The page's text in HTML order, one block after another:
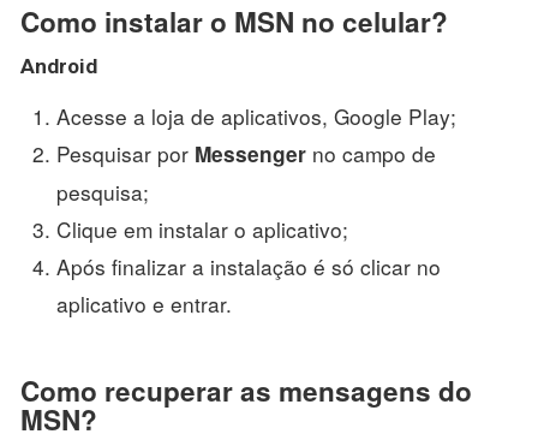
Como instalar o MSN no celular?
Android
Acesse a loja de aplicativos, Google Play;
Pesquisar por Messenger no campo de
pesquisa;
Clique em instalar o aplicativo;
Após finalizar a instalação é só clicar no
aplicativo e entrar.
Como recuperar as mensagens do
MSN?